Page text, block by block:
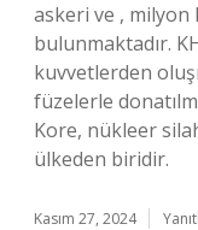
askeri ve , milyon
bulunmaktadır.
kuvvetlerden
füzelerle
Kore, nükleer
ülkeden biridir.
Kasım 27, 2024